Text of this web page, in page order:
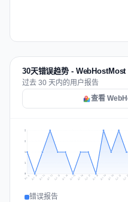
30天错误趋势 - WebHostMost
过去 30 天内的用户报告
查看
1
1
2
2
Jul 9 Jul 10 Jul 11 Jul 12 Jul 13 Jul 14 Jul 15 Jul 16 Jul 17 Jul 18 Jul 19 Jul 20 Jul 21 Jul 22
错误报告